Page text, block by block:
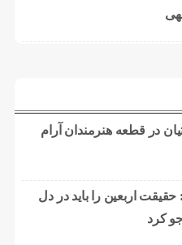
در قطعه هنرمندان آرام
اربعین را باید در دل
کرد